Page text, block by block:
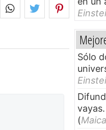
Sólo
(